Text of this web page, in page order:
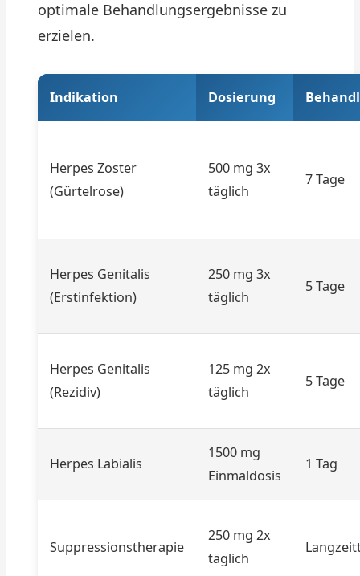
optimale Behandlungsergebnisse zu
erzielen.
Indikation Dosierung
Herpes Zoster
(Gürtelrose)
500 mg 3x
täglich
7 Tage
Herpes Genitalis
(Erstinfektion)
250 mg 3x
täglich
5 Tage
Herpes Genitalis
(Rezidiv)
125 mg 2x
täglich
5 Tage
Herpes Labialis
1500 mg
Einmaldosis
1 Tag
Suppressionstherapie
250 mg 2x
täglich